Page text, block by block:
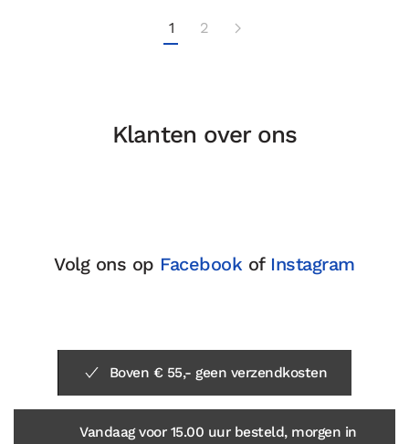
1 2
Klanten over ons
Volg ons op Facebook of Instagram
Boven € 55,- geen verzendkosten
Vandaag voor 15.00 uur besteld, morgen in